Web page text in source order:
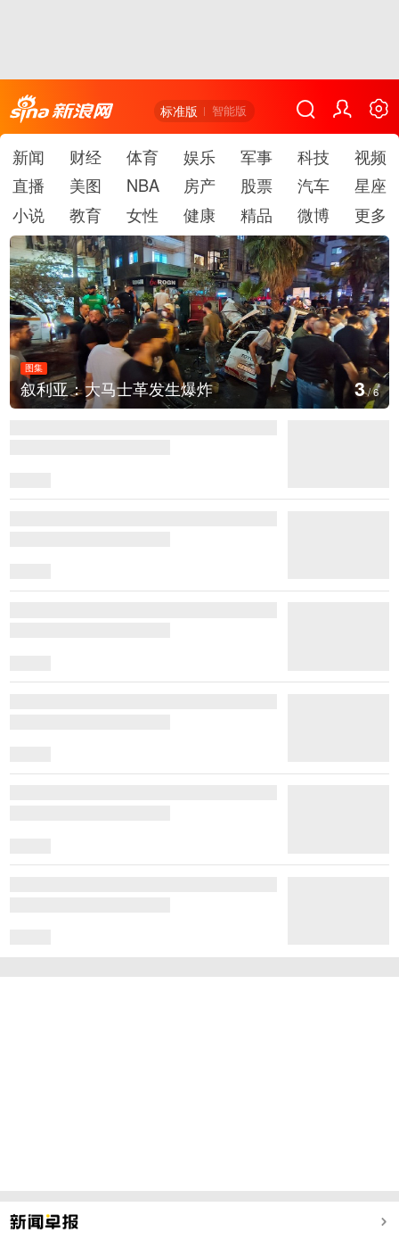
标准版 智能版
新闻 财经 体育 娱乐 军事 科技
视频
直播
美图 NBA 房产 股票 汽车
星座
小说
教育 女性 健康 精品 微博 更多
图集
叙利亚：大马士革发生爆炸 3/6